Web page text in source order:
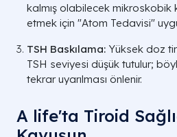
kalmış olabilecek mikroskobik
etmek için "Atom Tedavisi"
TSH Baskılama: Yüksek doz
TSH seviyesi düşük tutulur;
tekrar uyarılması önlenir.
A life'ta Tiroid